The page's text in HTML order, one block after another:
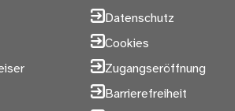
Datenschutz
Cookies
Zugangseröffnung
Barrierefreiheit